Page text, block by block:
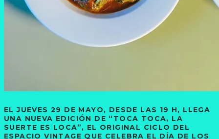
EL JUEVES 29 DE MAYO, DESDE LAS 19 H, LLEGA
UNA NUEVA EDICIÓN DE “TOCA TOCA, LA
SUERTE ES LOCA”, EL ORIGINAL CICLO DEL
ESPACIO VINTAGE QUE CELEBRA EL DÍA DE LOS